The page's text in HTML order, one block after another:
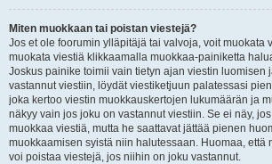
Miten muokkaan tai poistan viestejä?
Jos et ole foorumin ylläpitäjä tai valvoja, voit muokata
muokata viestiä klikkaamalla muokkaa-painiketta
Joskus painike toimii vain tietyn ajan viestin luomisen
vastannut viestiin, löydät viestiketjuun palatessasi
joka kertoo viestin muokkauskertojen lukumäärän ja
näkyy vain jos joku on vastannut viestiin. Se ei näy,
muokkaa viestiä, mutta he saattavat jättää pienen
muokkaamisen syistä niin halutessaan. Huomaa, että
voi poistaa viestejä, jos niihin on joku vastannut.